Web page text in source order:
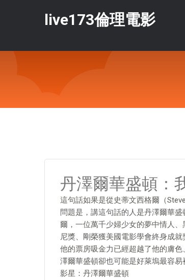
live173倫理電影
丹澤爾華盛頓：
這句話如果是從史蒂文西格爾（
問題是，講這句話的人是丹澤爾華
爾，一位萬千少婦少女的夢中情人
尼獎、剛榮獲美國電影學會終身成就
他的票房吸金力已經超越了他的膚
澤爾華盛頓卻也可能是好萊塢最容
影星：丹澤爾華盛頓